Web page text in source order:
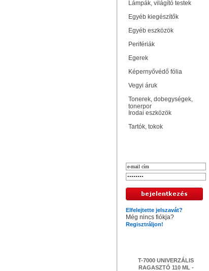
Lámpák, világító testek
Egyéb kiegészítők
Egyéb eszközök
Perifériák
Egerek
Képernyővédő fólia
Vegyi áruk
Tonerek, dobegységek,
tonerpor
Irodai eszközök
Tartók, tokok
Elfelejtette jelszavát?
Még nincs fiókja?
Regisztráljon!
T-7000 UNIVERZÁLIS
RAGASZTÓ 110 ML -